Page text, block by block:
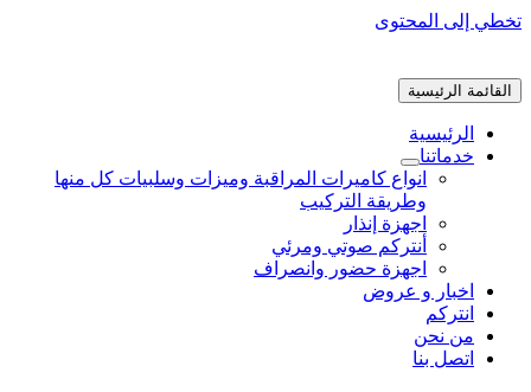
تخطي إلى المحتوى
القائمة الرئيسية
الرئيسية
خدماتنا
انواع كاميرات المراقبة وميزات وسلبيات كل منها
وطريقة التركيب
اجهزة إنذار
أنتركم صوتي ومرئي
اجهزة حضور وانصراف
اخبار و عروض
انتركم
من نحن
اتصل بنا